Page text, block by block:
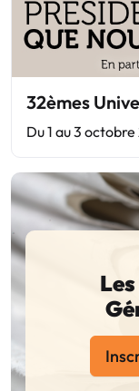
32èmes
Du 1 au 3